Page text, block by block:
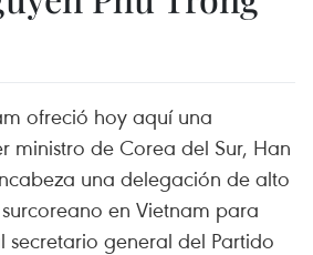
ofreció hoy aquí una
ministro de Corea del Sur, Han
una delegación de alto
en Vietnam para
secretario general del Partido